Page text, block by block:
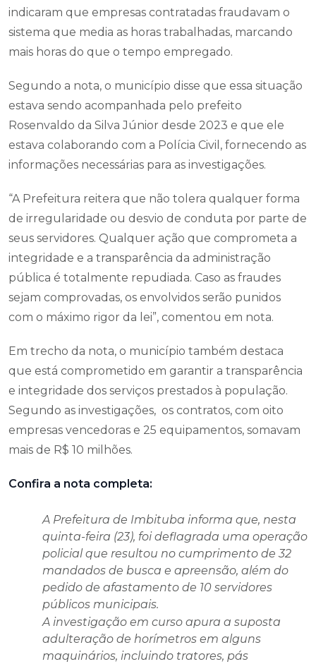
indicaram que empresas contratadas fraudavam o
sistema que media as horas trabalhadas, marcando
mais horas do que o tempo empregado.
Segundo a nota, o município disse que essa situação
estava sendo acompanhada pelo prefeito
Rosenvaldo da Silva Júnior desde 2023 e que ele
estava colaborando com a Polícia Civil, fornecendo as
informações necessárias para as investigações.
“A Prefeitura reitera que não tolera qualquer forma
de irregularidade ou desvio de conduta por parte de
seus servidores. Qualquer ação que comprometa a
integridade e a transparência da administração
pública é totalmente repudiada. Caso as fraudes
sejam comprovadas, os envolvidos serão punidos
com o máximo rigor da lei”, comentou em nota.
Em trecho da nota, o município também destaca
que está comprometido em garantir a transparência
e integridade dos serviços prestados à população.
Segundo as investigações, os contratos, com oito
empresas vencedoras e 25 equipamentos, somavam
mais de R$ 10 milhões.
Confira a nota completa:
A Prefeitura de Imbituba informa que, nesta
quinta-feira (23), foi deflagrada uma operação
policial que resultou no cumprimento de 32
mandados de busca e apreensão, além do
pedido de afastamento de 10 servidores
públicos municipais.
A investigação em curso apura a suposta
adulteração de horímetros em alguns
maquinários, incluindo tratores, pás